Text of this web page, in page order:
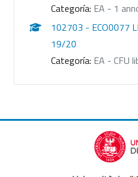
Categoría: EA - 1
102703 - ECO0077
19/20
Categoría: EA - CFU